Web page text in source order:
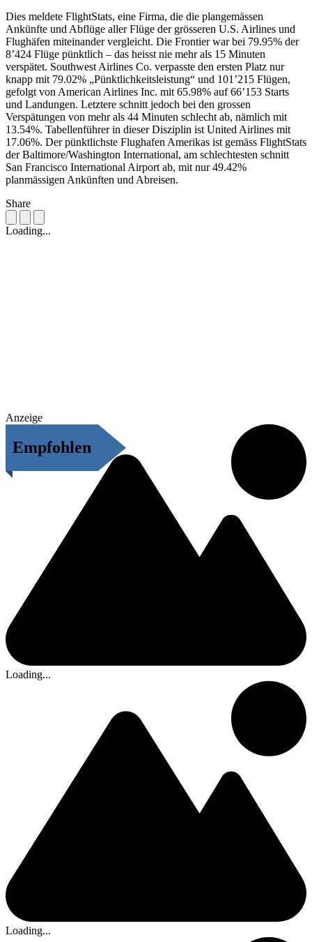
Dies meldete FlightStats, eine Firma, die die plangemässen
Ankünfte und Abflüge aller Flüge der grösseren U.S. Airlines und
Flughäfen miteinander vergleicht. Die Frontier war bei 79.95% der
8’424 Flüge pünktlich – das heisst nie mehr als 15 Minuten
verspätet. Southwest Airlines Co. verpasste den ersten Platz nur
knapp mit 79.02% „Pünktlichkeitsleistung“ und 101’215 Flügen,
gefolgt von American Airlines Inc. mit 65.98% auf 66’153 Starts
und Landungen. Letztere schnitt jedoch bei den grossen
Verspätungen von mehr als 44 Minuten schlecht ab, nämlich mit
13.54%. Tabellenführer in dieser Disziplin ist United Airlines mit
17.06%. Der pünktlichste Flughafen Amerikas ist gemäss FlightStats
der Baltimore/Washington International, am schlechtesten schnitt
San Francisco International Airport ab, mit nur 49.42%
planmässigen Ankünften und Abreisen.
Share
Loading...
Anzeige
Empfohlen
Loading...
Loading...